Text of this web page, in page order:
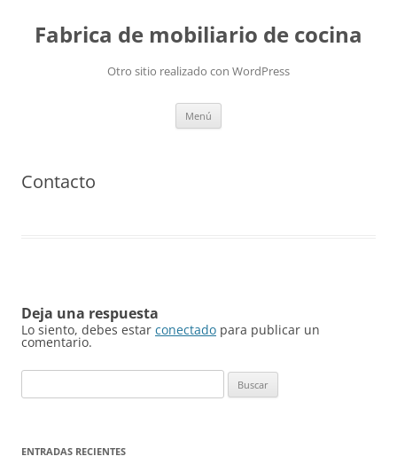
Fabrica de mobiliario de cocina
Otro sitio realizado con WordPress
Menú
Contacto
Deja una respuesta
Lo siento, debes estar conectado para publicar un
comentario.
ENTRADAS RECIENTES